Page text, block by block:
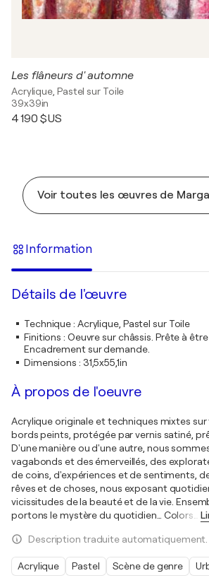
Les flâneurs d' automne
Acrylique, Pastel sur Toile
39x39in
4 190 $US
Voir toutes les œuvres de
Information
Détails de l'œuvre
Technique: Acrylique, Pastel sur Toile
Finitions : Oeuvre sur châssis. Prête à
Encadrement sur demande.
Dimensions : 31,5x55,1in
À propos de l'oeuvre
Acrylique originale et techniques mixtes
bords peints, protégée par vernis satiné,
D'une manière ou d'une autre, nous
vagabonds et des émerveillés, des
de coins, d'expériences et de sentiments,
rêves et de choses, nous exposant
vicissitudes de la beauté et de la vie.
portons le mystère du quotidien… Colors
Description traduite automatiquement.
Acrylique Pastel Scène de genre